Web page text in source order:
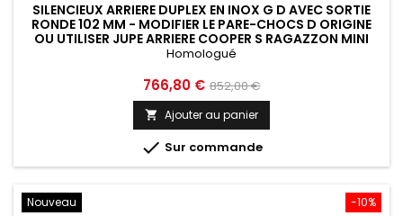
SILENCIEUX ARRIERE DUPLEX EN INOX G D AVEC SORTIE
RONDE 102 MM - MODIFIER LE PARE-CHOCS D ORIGINE
OU UTILISER JUPE ARRIERE COOPER S RAGAZZON MINI
R60...
Homologué
Prix
766,80 € Prix
de
base
852,00 €
 Ajouter au panier
 Sur commande
-10%
Nouveau